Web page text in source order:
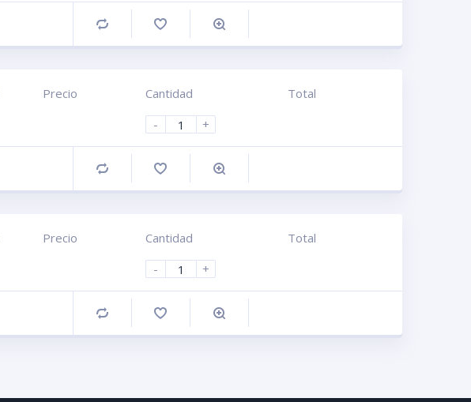
Comprar
Precio
Cantidad
-
+
Total
Comprar
Precio
Cantidad
-
+
Total
Comprar